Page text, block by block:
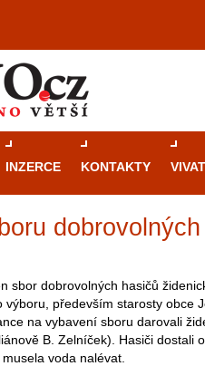
INZERCE KONTAKTY
sbor dobrovolných hasičů
výboru, především starosty obce
na vybavení sboru darovali
B. Zelníček). Hasiči dostali
voda nalévat.
Průvodce
Brno je
restaurace,
místem, kde si
různé